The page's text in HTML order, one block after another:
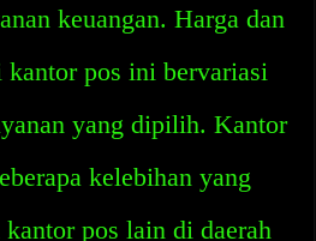
keuangan. Harga dan
pos ini bervariasi
yang dipilih. Kantor
kelebihan yang
pos lain di daerah